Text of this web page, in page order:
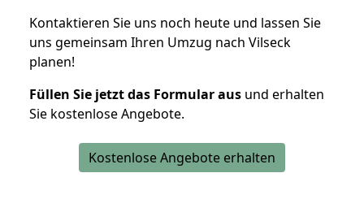
Kontaktieren Sie uns noch heute und lassen Sie
uns gemeinsam Ihren Umzug nach Vilseck
planen!
Füllen Sie jetzt das Formular aus und erhalten
Sie kostenlose Angebote.
Kostenlose Angebote erhalten